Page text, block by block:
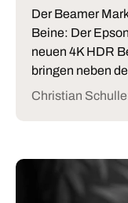
Der Beamer
Beine: Der
neuen 4K HDR
bringen neben
Christian